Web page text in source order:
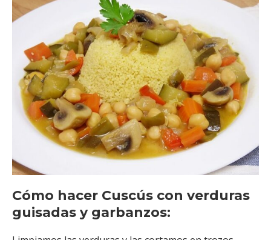
Cómo hacer Cuscús con verduras
guisadas y garbanzos: